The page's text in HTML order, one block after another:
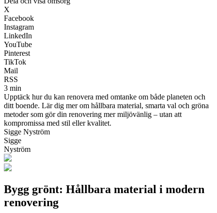
X
Facebook
Instagram
LinkedIn
YouTube
Pinterest
TikTok
Mail
RSS
3 min
Upptäck hur du kan renovera med omtanke om både planeten och
ditt boende. Lär dig mer om hållbara material, smarta val och gröna
metoder som gör din renovering mer miljövänlig – utan att
kompromissa med stil eller kvalitet.
Sigge Nyström
Sigge
Nyström
Bygg grönt: Hållbara material i modern
renovering